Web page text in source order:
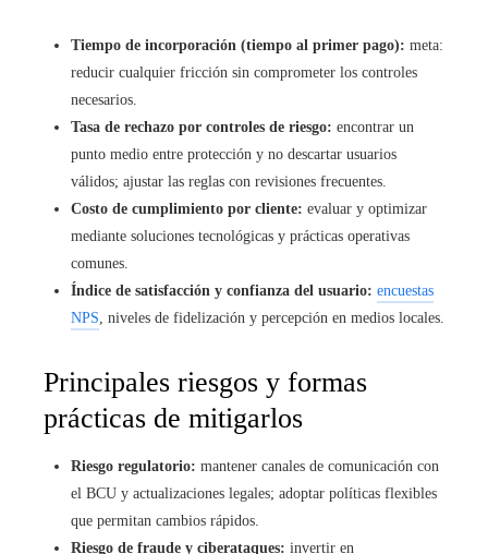
Tiempo de incorporación (tiempo al primer pago): meta:
reducir cualquier fricción sin comprometer los controles
necesarios.
Tasa de rechazo por controles de riesgo: encontrar un
punto medio entre protección y no descartar usuarios
válidos; ajustar las reglas con revisiones frecuentes.
Costo de cumplimiento por cliente: evaluar y optimizar
mediante soluciones tecnológicas y prácticas operativas
comunes.
Índice de satisfacción y confianza del usuario: encuestas
NPS , niveles de fidelización y percepción en medios locales.
Principales riesgos y formas
prácticas de mitigarlos
Riesgo regulatorio: mantener canales de comunicación con
el BCU y actualizaciones legales; adoptar políticas flexibles
que permitan cambios rápidos.
Riesgo de fraude y ciberataques: invertir en